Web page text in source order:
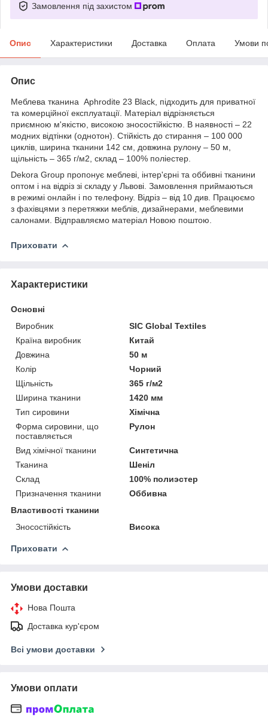
Замовлення під захистом
Опис Характеристики Доставка Оплата Умови
Опис
Меблева тканина Aphrodite 23 Black, підходить для приватної
та комерційної експлуатації. Матеріал відрізняється
приємною м'якістю, високою зносостійкістю. В наявності – 22
модних відтінки (однотон). Стійкість до стирання – 100 000
циклів, ширина тканини 142 см, довжина рулону – 50 м,
щільність – 365 г/м2, склад – 100% поліестер.
Dekora Group пропонує меблеві, інтер'єрні та оббивні тканини
оптом і на відріз зі складу у Львові. Замовлення приймаються
в режимі онлайн і по телефону. Відріз – від 10 див. Працюємо
з фахівцями з перетяжки меблів, дизайнерами, меблевими
салонами. Відправляємо матеріал Новою поштою.
Приховати
Характеристики
Основні
Виробник
SIC Global Textiles
Країна виробник
Китай
Довжина
50 м
Колір
Чорний
Щільність
365 г/м2
Ширина тканини
1420 мм
Тип сировини
Хімічна
Форма сировини, що
поставляється
Рулон
Вид хімічної тканини
Синтетична
Тканина
Шеніл
Склад
100% полиэстер
Призначення тканини
Оббивна
Властивості тканини
Зносостійкість
Висока
Приховати
Умови доставки
Нова Пошта
Доставка кур'єром
Всі умови доставки
Умови оплати